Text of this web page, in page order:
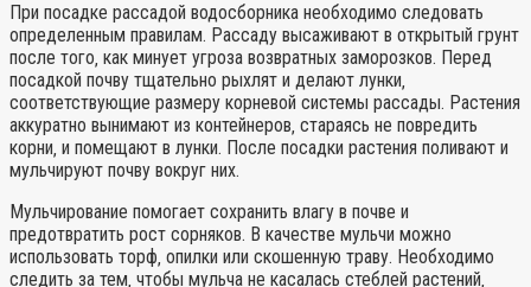
При посадке рассадой водосборника необходимо следовать
определенным правилам. Рассаду высаживают в открытый грунт
после того‚ как минует угроза возвратных заморозков. Перед
посадкой почву тщательно рыхлят и делают лунки‚
соответствующие размеру корневой системы рассады. Растения
аккуратно вынимают из контейнеров‚ стараясь не повредить
корни‚ и помещают в лунки. После посадки растения поливают и
мульчируют почву вокруг них.
Мульчирование помогает сохранить влагу в почве и
предотвратить рост сорняков. В качестве мульчи можно
использовать торф‚ опилки или скошенную траву. Необходимо
следить за тем‚ чтобы мульча не касалась стеблей растений‚